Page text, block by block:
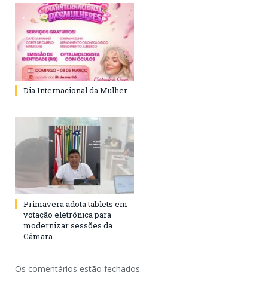
Dia Internacional da Mulher
Primavera adota tablets em
votação eletrônica para
modernizar sessões da
Câmara
Os comentários estão fechados.